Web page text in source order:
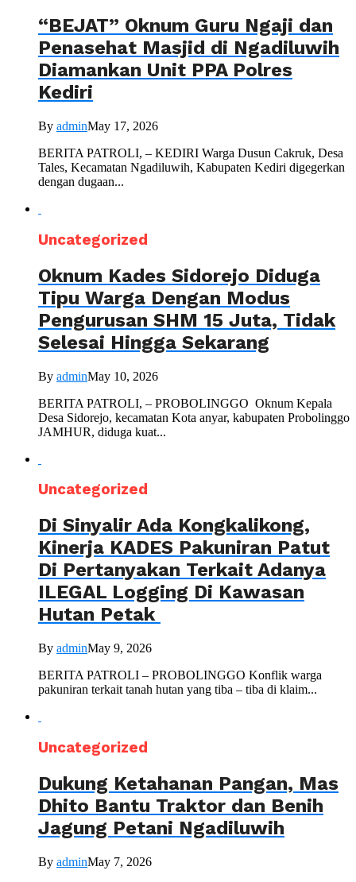
“BEJAT” Oknum Guru Ngaji dan
Penasehat Masjid di Ngadiluwih
Diamankan Unit PPA Polres
Kediri
By adminMay 17, 2026
BERITA PATROLI, – KEDIRI Warga Dusun Cakruk, Desa
Tales, Kecamatan Ngadiluwih, Kabupaten Kediri digegerkan
dengan dugaan...
Uncategorized
Oknum Kades Sidorejo Diduga
Tipu Warga Dengan Modus
Pengurusan SHM 15 Juta, Tidak
Selesai Hingga Sekarang
By adminMay 10, 2026
BERITA PATROLI, – PROBOLINGGO Oknum Kepala
Desa Sidorejo, kecamatan Kota anyar, kabupaten Probolinggo
JAMHUR, diduga kuat...
Uncategorized
Di Sinyalir Ada Kongkalikong,
Kinerja KADES Pakuniran Patut
Di Pertanyakan Terkait Adanya
ILEGAL Logging Di Kawasan
Hutan Petak
By adminMay 9, 2026
BERITA PATROLI – PROBOLINGGO Konflik warga
pakuniran terkait tanah hutan yang tiba – tiba di klaim...
Uncategorized
Dukung Ketahanan Pangan, Mas
Dhito Bantu Traktor dan Benih
Jagung Petani Ngadiluwih
By adminMay 7, 2026